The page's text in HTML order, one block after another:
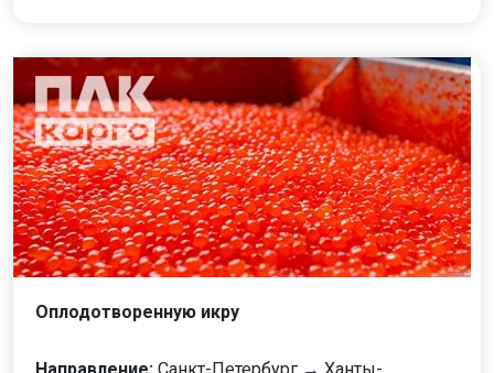
Оплодотворенную икру